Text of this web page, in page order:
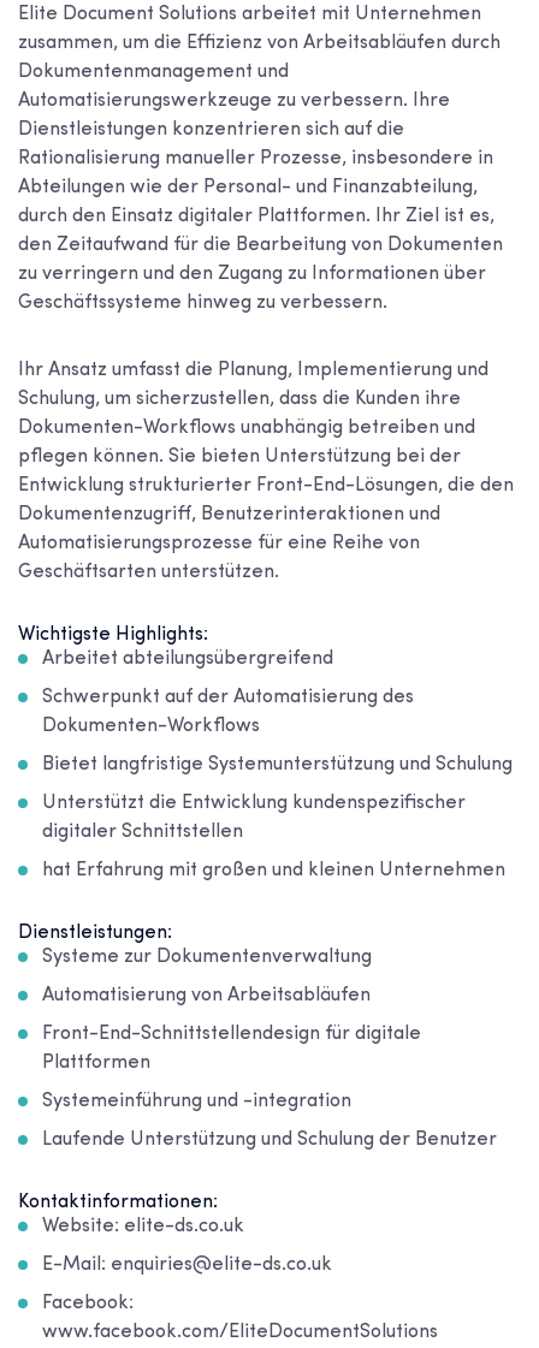
Elite Document Solutions arbeitet mit Unternehmen
zusammen, um die Effizienz von Arbeitsabläufen durch
Dokumentenmanagement und
Automatisierungswerkzeuge zu verbessern. Ihre
Dienstleistungen konzentrieren sich auf die
Rationalisierung manueller Prozesse, insbesondere in
Abteilungen wie der Personal- und Finanzabteilung,
durch den Einsatz digitaler Plattformen. Ihr Ziel ist es,
den Zeitaufwand für die Bearbeitung von Dokumenten
zu verringern und den Zugang zu Informationen über
Geschäftssysteme hinweg zu verbessern.
Ihr Ansatz umfasst die Planung, Implementierung und
Schulung, um sicherzustellen, dass die Kunden ihre
Dokumenten-Workflows unabhängig betreiben und
pflegen können. Sie bieten Unterstützung bei der
Entwicklung strukturierter Front-End-Lösungen, die den
Dokumentenzugriff, Benutzerinteraktionen und
Automatisierungsprozesse für eine Reihe von
Geschäftsarten unterstützen.
Wichtigste Highlights:
Arbeitet abteilungsübergreifend
Schwerpunkt auf der Automatisierung des
Dokumenten-Workflows
Bietet langfristige Systemunterstützung und Schulung
Unterstützt die Entwicklung kundenspezifischer
digitaler Schnittstellen
hat Erfahrung mit großen und kleinen Unternehmen
Dienstleistungen:
Systeme zur Dokumentenverwaltung
Automatisierung von Arbeitsabläufen
Front-End-Schnittstellendesign für digitale
Plattformen
Systemeinführung und -integration
Laufende Unterstützung und Schulung der Benutzer
Kontaktinformationen:
Website: elite-ds.co.uk
E-Mail: enquiries@elite-ds.co.uk
Facebook:
www.facebook.com/EliteDocumentSolutions